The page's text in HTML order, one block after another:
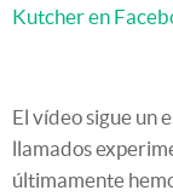
Kutcher en
El vídeo sigue un
llamados
últimamente